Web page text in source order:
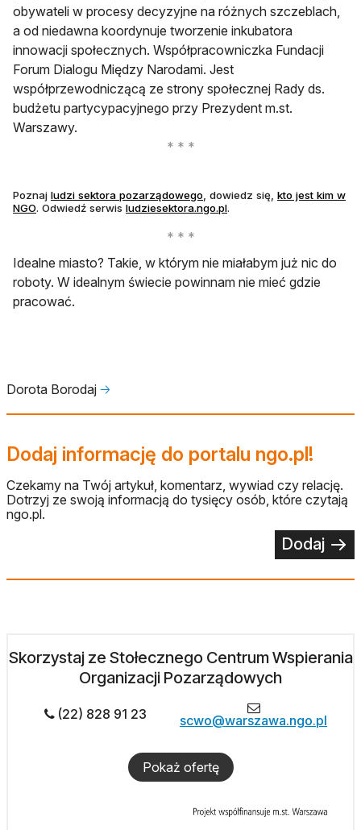
obywateli w procesy decyzyjne na różnych szczeblach,
a od niedawna koordynuje tworzenie inkubatora
innowacji społecznych. Współpracowniczka Fundacji
Forum Dialogu Między Narodami. Jest
współprzewodniczącą ze strony społecznej Rady ds.
budżetu partycypacyjnego przy Prezydent m.st.
Warszawy.
Poznaj ludzi sektora pozarządowegootwiera się w nowej karcie
, dowiedz się, kto jest kim w
NGOotwiera się w nowej karcie
. Odwiedź serwis ludziesektora.ngo.pl.
Idealne miasto? Takie, w którym nie miałabym już nic do
roboty. W idealnym świecie powinnam nie mieć gdzie
pracować.
Dorota Borodaj 🡢
Dodaj informację do portalu ngo.pl!
Czekamy na Twój artykuł, komentarz, wywiad czy relację.
Dotrzyj ze swoją informacją do tysięcy osób, które czytają
ngo.pl.
Dodaj
Skorzystaj ze Stołecznego Centrum Wspierania
Organizacji Pozarządowych
(22) 828 91 23 scwo@warszawa.ngo.pl
Pokaż ofertę